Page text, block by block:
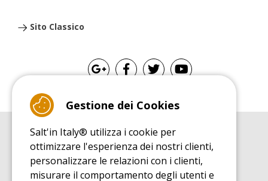
Sito Classico
GUIDA ALL'ACQUISTO
Guida all'acquisito tappeti elastici
GUIDA ALL'INSTALLAZIONE
Guida al montaggio tappeto elastico da giardino
Gestione dei Cookies
Salt'in Italy® utilizza i cookie per
ottimizzare l'esperienza dei nostri clienti,
personalizzare le relazioni con i clienti,
misurare il comportamento degli utenti e